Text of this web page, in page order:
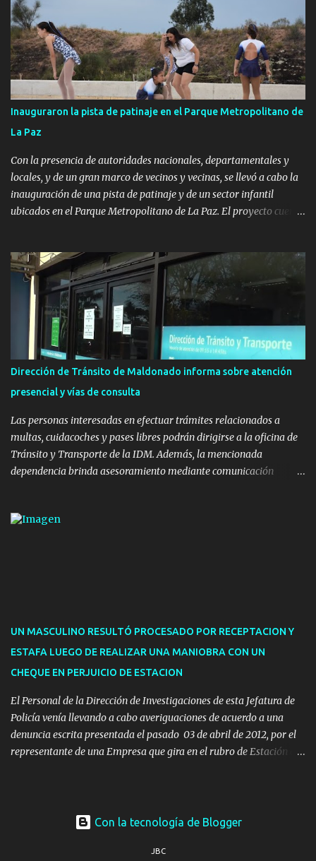
Inauguraron la pista de patinaje en el Parque Metropolitano de
La Paz
Con la presencia de autoridades nacionales, departamentales y
locales, y de un gran marco de vecinos y vecinas, se llevó a cabo la
inauguración de una pista de patinaje y de un sector infantil
ubicados en el Parque Metropolitano de La Paz. El proyecto cuenta
Pública de OPP, así como aportes del Gobierno de Canelones y del
Ministerio de Transporte y Obras Públicas. La nueva
infraestructura deportiva consiste en una plataforma de 35 m por
20 m con banco de hormigón sobre sus laterales. Su destino será
polifuncional, permitiendo la práctica de patín, hockey, gimnasia y
la realización de eventos culturales. Próximo a la pista, se
instalaron juegos infantiles y equipamiento urbano (bancos de
nuevos pavimentos e iluminación. La totalidad de estas obras
implicaron una inversión estimada ...
Dirección de Tránsito de Maldonado informa sobre atención
presencial y vías de consulta
Las personas interesadas en efectuar trámites relacionados a
multas, cuidacoches y pases libres podrán dirigirse a la oficina de
Tránsito y Transporte de la IDM. Además, la mencionada
dependencia brinda asesoramiento mediante comunicación
presencial comprende los siguientes trámites: Multas: devolución
1921(interno 1456). Cuidacoches: consultas a
1921(interno 1246). Transporte: consultas generales relacionadas a
Uber y Taxi, a través de transporte@maldonado.gub.uy, t...
UN MASCULINO RESULTÓ PROCESADO POR RECEPTACION Y
ESTAFA LUEGO DE REALIZAR UNA MANIOBRA CON UN
CHEQUE EN PERJUICIO DE ESTACION
El Personal de la Dirección de Investigaciones de esta Jefatura de
Policía venía llevando a cabo averiguaciones de acuerdo a una
denuncia escrita presentada el pasado 03 de abril de 2012, por el
representante de una Empresa que gira en el rubro de Estación de
Con la tecnología de Blogger
JBC